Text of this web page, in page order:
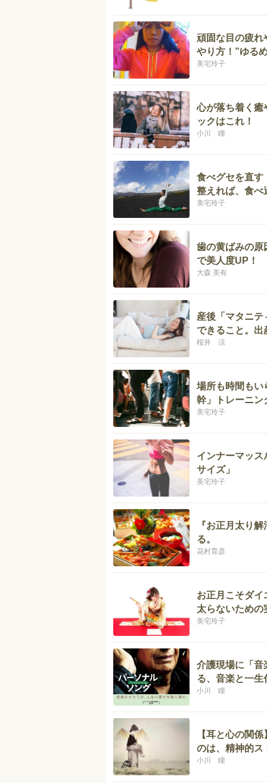
頑固な目の疲れ
やり方！”ゆる
美宅玲子
心が落ち着く癒
ックはこれ！
小川 瞳
食べグセを直す
整えれば、食べ
美宅玲子
歯の黄ばみの原
で美人度UP！
大森 美有
産後「マタニテ
できること。出
桜井 涼
場所も時間もい
幹」トレーニン
美宅玲子
インナーマッス
サイズ」
美宅玲子
『お正月太り
る。
花村育彦
お正月こそダイ
太らないための
美宅玲子
介護現場に「音
る、音楽と一生
小川 瞳
【耳と心の関
のは、精神的ス
小川 瞳